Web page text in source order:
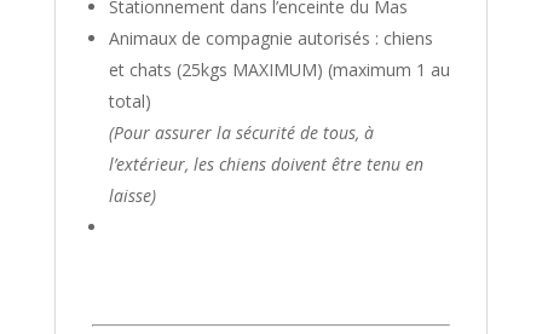
Stationnement dans l’enceinte du Mas
Animaux de compagnie autorisés : chiens
et chats (25kgs MAXIMUM) (maximum 1 au
total)
(Pour assurer la sécurité de tous, à
l’extérieur, les chiens doivent être tenu en
laisse)